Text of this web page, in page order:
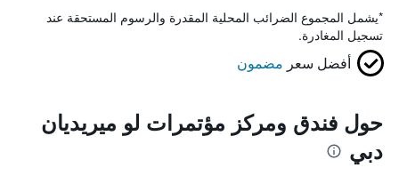
*يشمل المجموع الضرائب المحلية المقدرة والرسوم المستحقة عند
تسجيل المغادرة.
أفضل سعر مضمون
حول فندق ومركز مؤتمرات لو ميريديان
دبي